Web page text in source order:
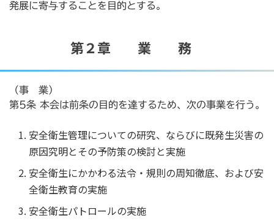
発展に寄与することを目的とする。
第２章 業 務
（事 業）
第5条 本会は前条の目的を達するため、次の事業を行う。
安全衛生管理についての研究、ならびに既発生災害の
原因究明とその予防策の検討と実施
安全衛生にかかわる法令・規則の周知徹底、および安
全衛生教育の実施
安全衛生パトロールの実施